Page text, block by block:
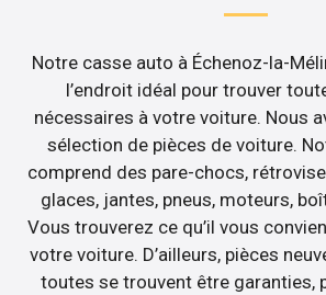
Notre casse auto à Échenoz-la-
l’endroit idéal pour trouver
nécessaires à votre voiture. Nous
sélection de pièces de voiture.
comprend des pare-chocs,
glaces, jantes, pneus, moteurs,
Vous trouverez ce qu’il vous
votre voiture. D’ailleurs, pièces
toutes se trouvent être garanties,